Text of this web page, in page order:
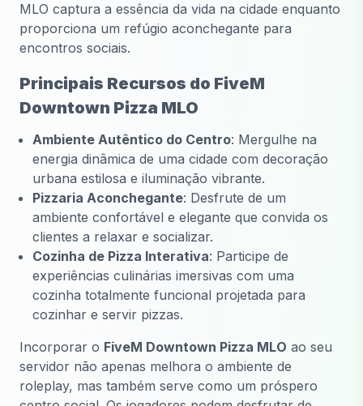
MLO captura a essência da vida na cidade enquanto
proporciona um refúgio aconchegante para
encontros sociais.
Principais Recursos do FiveM
Downtown Pizza MLO
Ambiente Autêntico do Centro: Mergulhe na
energia dinâmica de uma cidade com decoração
urbana estilosa e iluminação vibrante.
Pizzaria Aconchegante: Desfrute de um
ambiente confortável e elegante que convida os
clientes a relaxar e socializar.
Cozinha de Pizza Interativa: Participe de
experiências culinárias imersivas com uma
cozinha totalmente funcional projetada para
cozinhar e servir pizzas.
Incorporar o FiveM Downtown Pizza MLO ao seu
servidor não apenas melhora o ambiente de
roleplay, mas também serve como um próspero